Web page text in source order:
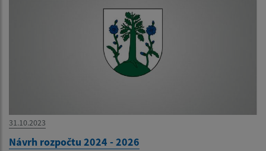
31.10.2023
Návrh rozpočtu 2024 - 2026